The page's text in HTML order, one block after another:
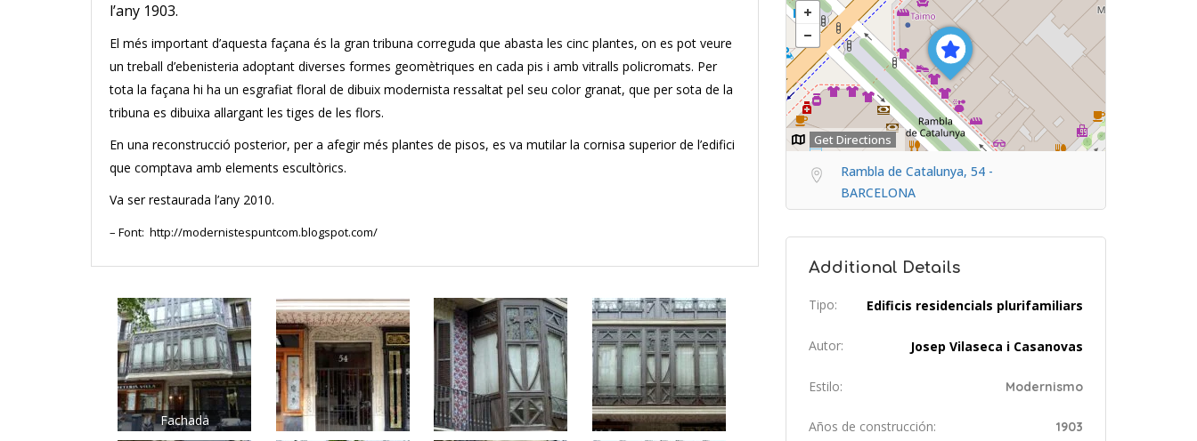
l’any 1903.
El més important d’aquesta façana és la gran tribuna correguda que abasta les cinc plantes, on es pot veure
un treball d’ebenisteria adoptant diverses formes geomètriques en cada pis i amb vitralls policromats. Per
tota la façana hi ha un esgrafiat floral de dibuix modernista ressaltat pel seu color granat, que per sota de la
tribuna es dibuixa allargant les tiges de les flors.
En una reconstrucció posterior, per a afegir més plantes de pisos, es va mutilar la cornisa superior de l’edifici
que comptava amb elements escultòrics.
Va ser restaurada l’any 2010.
– Font: http://modernistespuntcom.blogspot.com/
Fachada
Get Directions
Rambla de Catalunya, 54 -
BARCELONA
Additional Details
Tipo: Edificis residencials plurifamiliars
Autor: Josep Vilaseca i Casanovas
Estilo: Modernismo
Años de construcción: 1903